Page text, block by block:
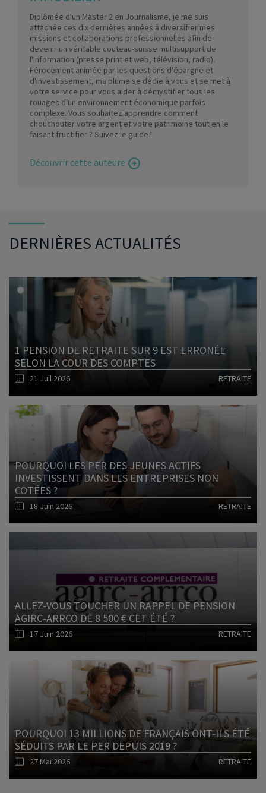
Diplômée d'un Master 2 en Journalisme, je me suis
attachée ces dix dernières années à diversifier mes
missions et collaborations professionnelles afin de
devenir un véritable couteau-suisse multisupport de
l'Information (presse print et web, télévision, radio).
Férocement animée par les questions d'épargne et
d'investissement, ma plume se dédie à vous et se met à
votre service pour vous aider à démystifier tous les
rouages d'un environnement économique parfois
complexe. Vous souhaitez apprendre comment
chouchouter votre argent et votre patrimoine tout en le
faisant fructifier ? Suivez le guide !
Découvrir cette auteure
DERNIÈRES ACTUALITÉS
1 PENSION DE RETRAITE SUR 9 EST ERRONÉE
SELON LA COUR DES COMPTES
21 Juil 2026 RETRAITE
Lire l'article
POURQUOI LES PER DES JEUNES ACTIFS
INVESTISSENT DANS LES ENTREPRISES NON
COTÉES ?
18 Juin 2026 RETRAITE
ALLEZ-VOUS TOUCHER UN RAPPEL DE PENSION
AGIRC-ARRCO DE 8 500 € CET ÉTÉ ?
17 Juin 2026 RETRAITE
Lire l'article
POURQUOI 13 MILLIONS DE FRANÇAIS ONT-ILS ÉTÉ
SÉDUITS PAR LE PER DEPUIS 2019 ?
27 Mai 2026 RETRAITE